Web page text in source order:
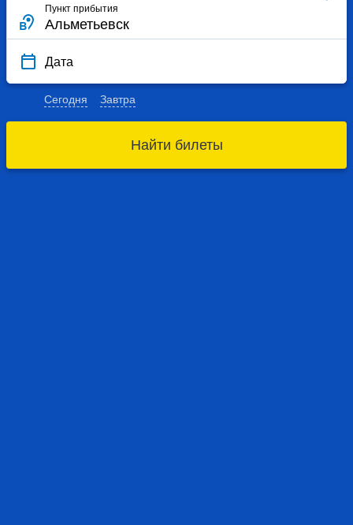
Пункт прибытия
Дата
Сегодня Завтра
Найти билеты